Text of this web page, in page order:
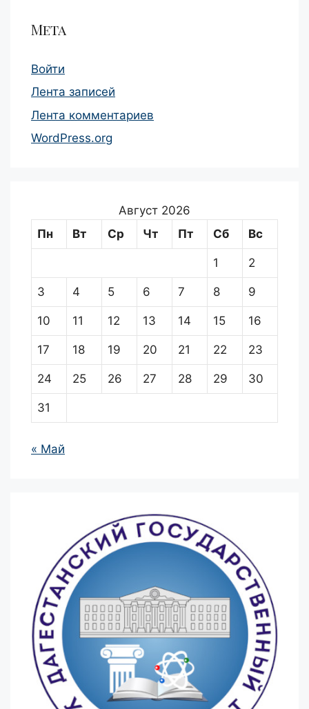
Мета
Войти
Лента записей
Лента комментариев
WordPress.org
Август 2026
Пн
Вт Ср Чт Пт Сб Вс
1 2
3 4 5 6 7 8 9
10 11 12 13 14 15 16
17 18 19 20 21 22 23
24 25 26 27 28 29 30
31
« Май